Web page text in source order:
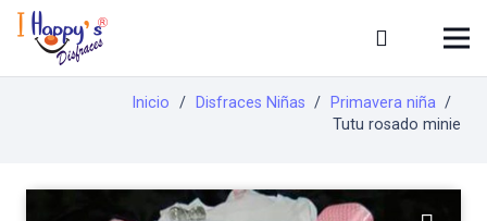
Inicio / Disfraces Niñas / Primavera niña /
Tutu rosado minie